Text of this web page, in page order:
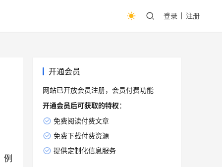
登录 注册
开通会员
网站已开放会员注册，会员付费功能
开通会员后可获取的特权：
免费阅读付费文章
免费下载付费资源
提供定制化信息服务